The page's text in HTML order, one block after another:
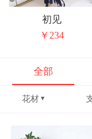
初见
￥234
全部
花材